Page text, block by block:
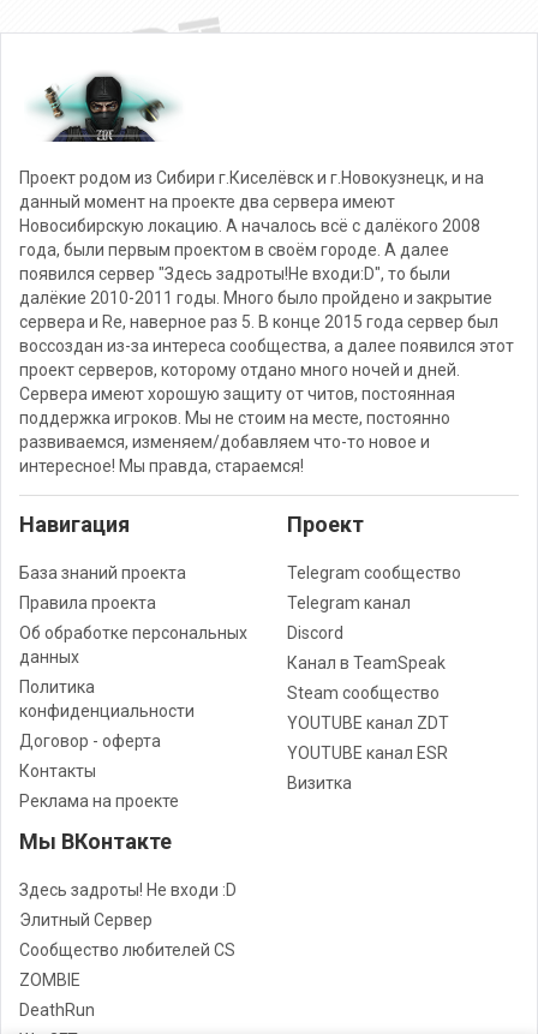
Проект родом из Сибири г.Киселёвск и г.Новокузнецк, и на
данный момент на проекте два сервера имеют
Новосибирскую локацию. А началось всё с далёкого 2008
года, были первым проектом в своём городе. А далее
появился сервер "Здесь задроты!Не входи:D", то были
далёкие 2010-2011 годы. Много было пройдено и закрытие
сервера и Re, наверное раз 5. В конце 2015 года сервер был
воссоздан из-за интереса сообщества, а далее появился этот
проект серверов, которому отдано много ночей и дней.
Сервера имеют хорошую защиту от читов, постоянная
поддержка игроков. Мы не стоим на месте, постоянно
развиваемся, изменяем/добавляем что-то новое и
интересное! Мы правда, стараемся!
Навигация
База знаний проекта
Правила проекта
Об обработке персональных
данных
Политика
конфиденциальности
Договор - оферта
Контакты
Реклама на проекте
Проект
Telegram сообщество
Telegram канал
Discord
Канал в TeamSpeak
Steam сообщество
YOUTUBE канал ZDT
YOUTUBE канал ESR
Визитка
Мы ВКонтакте
Здесь задроты! Не входи :D
Элитный Сервер
Сообщество любителей CS
ZOMBIE
DeathRun